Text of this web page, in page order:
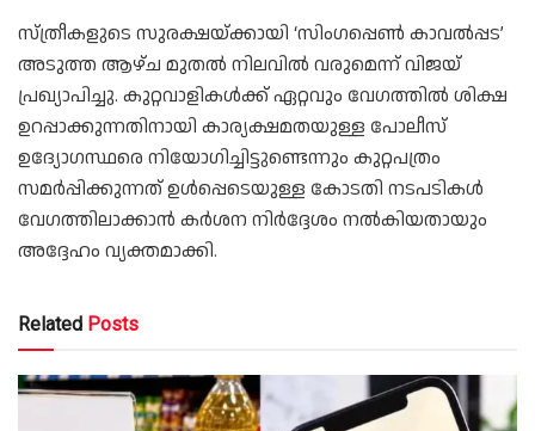
സ്ത്രീകളുടെ സുരക്ഷയ്ക്കായി ‘സിംഗപ്പെൺ കാവൽപ്പട’
അടുത്ത ആഴ്ച മുതൽ നിലവിൽ വരുമെന്ന് വിജയ്
പ്രഖ്യാപിച്ചു. കുറ്റവാളികൾക്ക് ഏറ്റവും വേഗത്തിൽ ശിക്ഷ
ഉറപ്പാക്കുന്നതിനായി കാര്യക്ഷമതയുള്ള പോലീസ്
ഉദ്യോഗസ്ഥരെ നിയോഗിച്ചിട്ടുണ്ടെന്നും കുറ്റപത്രം
സമർപ്പിക്കുന്നത് ഉൾപ്പെടെയുള്ള കോടതി നടപടികൾ
വേഗത്തിലാക്കാൻ കർശന നിർദ്ദേശം നൽകിയതായും
അദ്ദേഹം വ്യക്തമാക്കി.
Related Posts